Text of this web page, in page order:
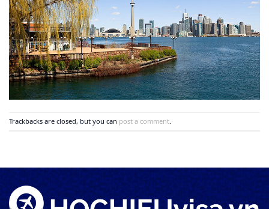
Trackbacks are closed, but you can post a comment